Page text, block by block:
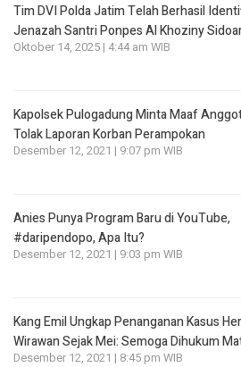
Tim DVI Polda Jatim Telah Berhasil
Jenazah Santri Ponpes Al Khoziny
Oktober 14, 2025 | 4:44 am WIB
Kapolsek Pulogadung Minta Maaf
Tolak Laporan Korban Perampokan
Desember 12, 2021 | 9:07 pm WIB
Anies Punya Program Baru di YouTube,
#daripendopo, Apa Itu?
Desember 12, 2021 | 9:03 pm WIB
Kang Emil Ungkap Penanganan Kasus
Wirawan Sejak Mei: Semoga Dihukum
Desember 12, 2021 | 8:45 pm WIB